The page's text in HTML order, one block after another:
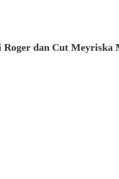
Roger dan Cut Meyriska